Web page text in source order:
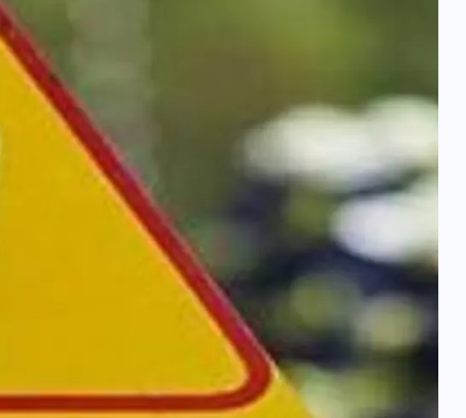
वोटर लिस्ट पुनरीक्षण कार्यक्रम में
हुआ बदलाव, देखें नई तारीखों की
पूरी लिस्ट